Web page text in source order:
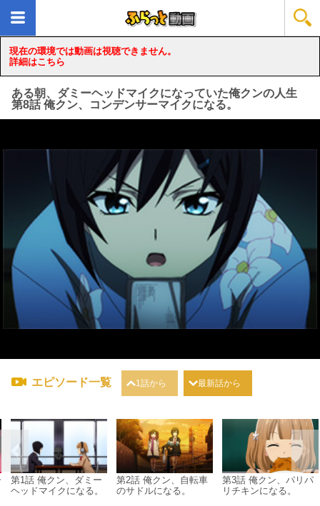
現在の環境では動画は視聴できません。
詳細はこちら
ある朝、ダミーヘッドマイクになっていた俺クンの人生
第8話 俺クン、コンデンサーマイクになる。
loading...
エピソード一覧 1話から 最新話から
第1話 俺クン、ダミー
ヘッドマイクになる。
第2話 俺クン、自転車
のサドルになる。
第3話 俺クン、パリパ
リチキンになる。